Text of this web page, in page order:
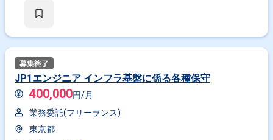
JP1エンジニア インフラ基盤に係る各種保守
400,000円/月
業務委託(フリーランス)
東京都